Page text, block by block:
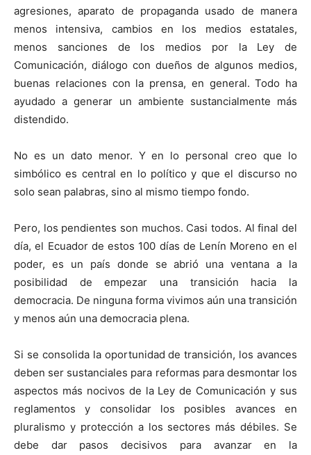
agresiones, aparato de propaganda usado de manera
menos intensiva, cambios en los medios estatales,
menos sanciones de los medios por la Ley de
Comunicación, diálogo con dueños de algunos medios,
buenas relaciones con la prensa, en general. Todo ha
ayudado a generar un ambiente sustancialmente más
distendido.
No es un dato menor. Y en lo personal creo que lo
simbólico es central en lo político y que el discurso no
solo sean palabras, sino al mismo tiempo fondo.
Pero, los pendientes son muchos. Casi todos. Al final del
día, el Ecuador de estos 100 días de Lenín Moreno en el
poder, es un país donde se abrió una ventana a la
posibilidad de empezar una transición hacia la
democracia. De ninguna forma vivimos aún una transición
y menos aún una democracia plena.
Si se consolida la oportunidad de transición, los avances
deben ser sustanciales para reformas para desmontar los
aspectos más nocivos de la Ley de Comunicación y sus
reglamentos y consolidar los posibles avances en
pluralismo y protección a los sectores más débiles. Se
debe dar pasos decisivos para avanzar en la